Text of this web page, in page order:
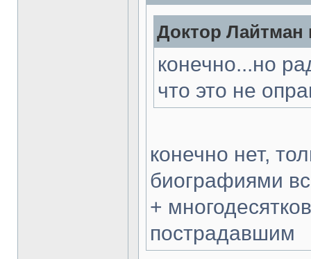
Доктор Лайтман
конечно...но
что это не
конечно нет,
биографиями
+
пострадавшим